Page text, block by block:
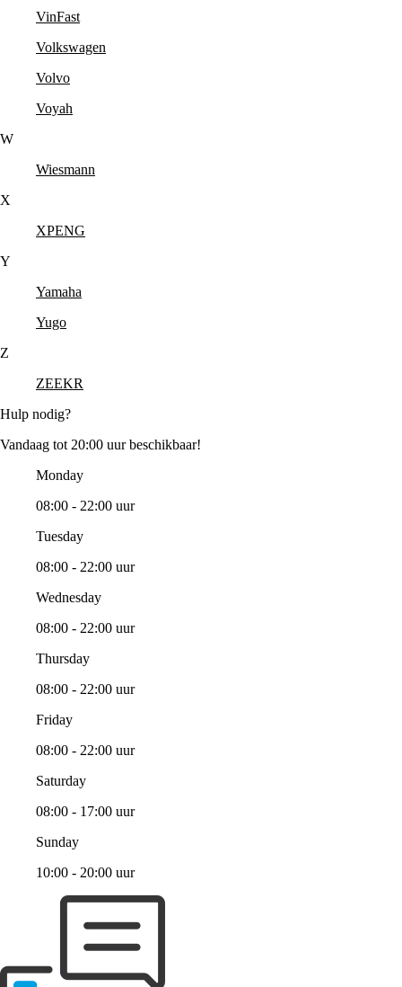
VinFast
Volkswagen
Volvo
Voyah
W
Wiesmann
X
XPENG
Y
Yamaha
Yugo
Z
ZEEKR
Hulp nodig?
Vandaag tot 20:00 uur beschikbaar!
Monday
08:00 - 22:00 uur
Tuesday
08:00 - 22:00 uur
Wednesday
08:00 - 22:00 uur
Thursday
08:00 - 22:00 uur
Friday
08:00 - 22:00 uur
Saturday
08:00 - 17:00 uur
Sunday
10:00 - 20:00 uur